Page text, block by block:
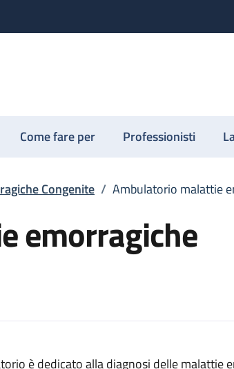
Come fare per Professionisti
Congenite / Ambulatorio malattie
emorragiche
è dedicato alla diagnosi delle